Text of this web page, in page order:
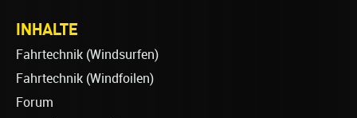
INHALTE
Fahrtechnik (Windsurfen)
Fahrtechnik (Windfoilen)
Forum